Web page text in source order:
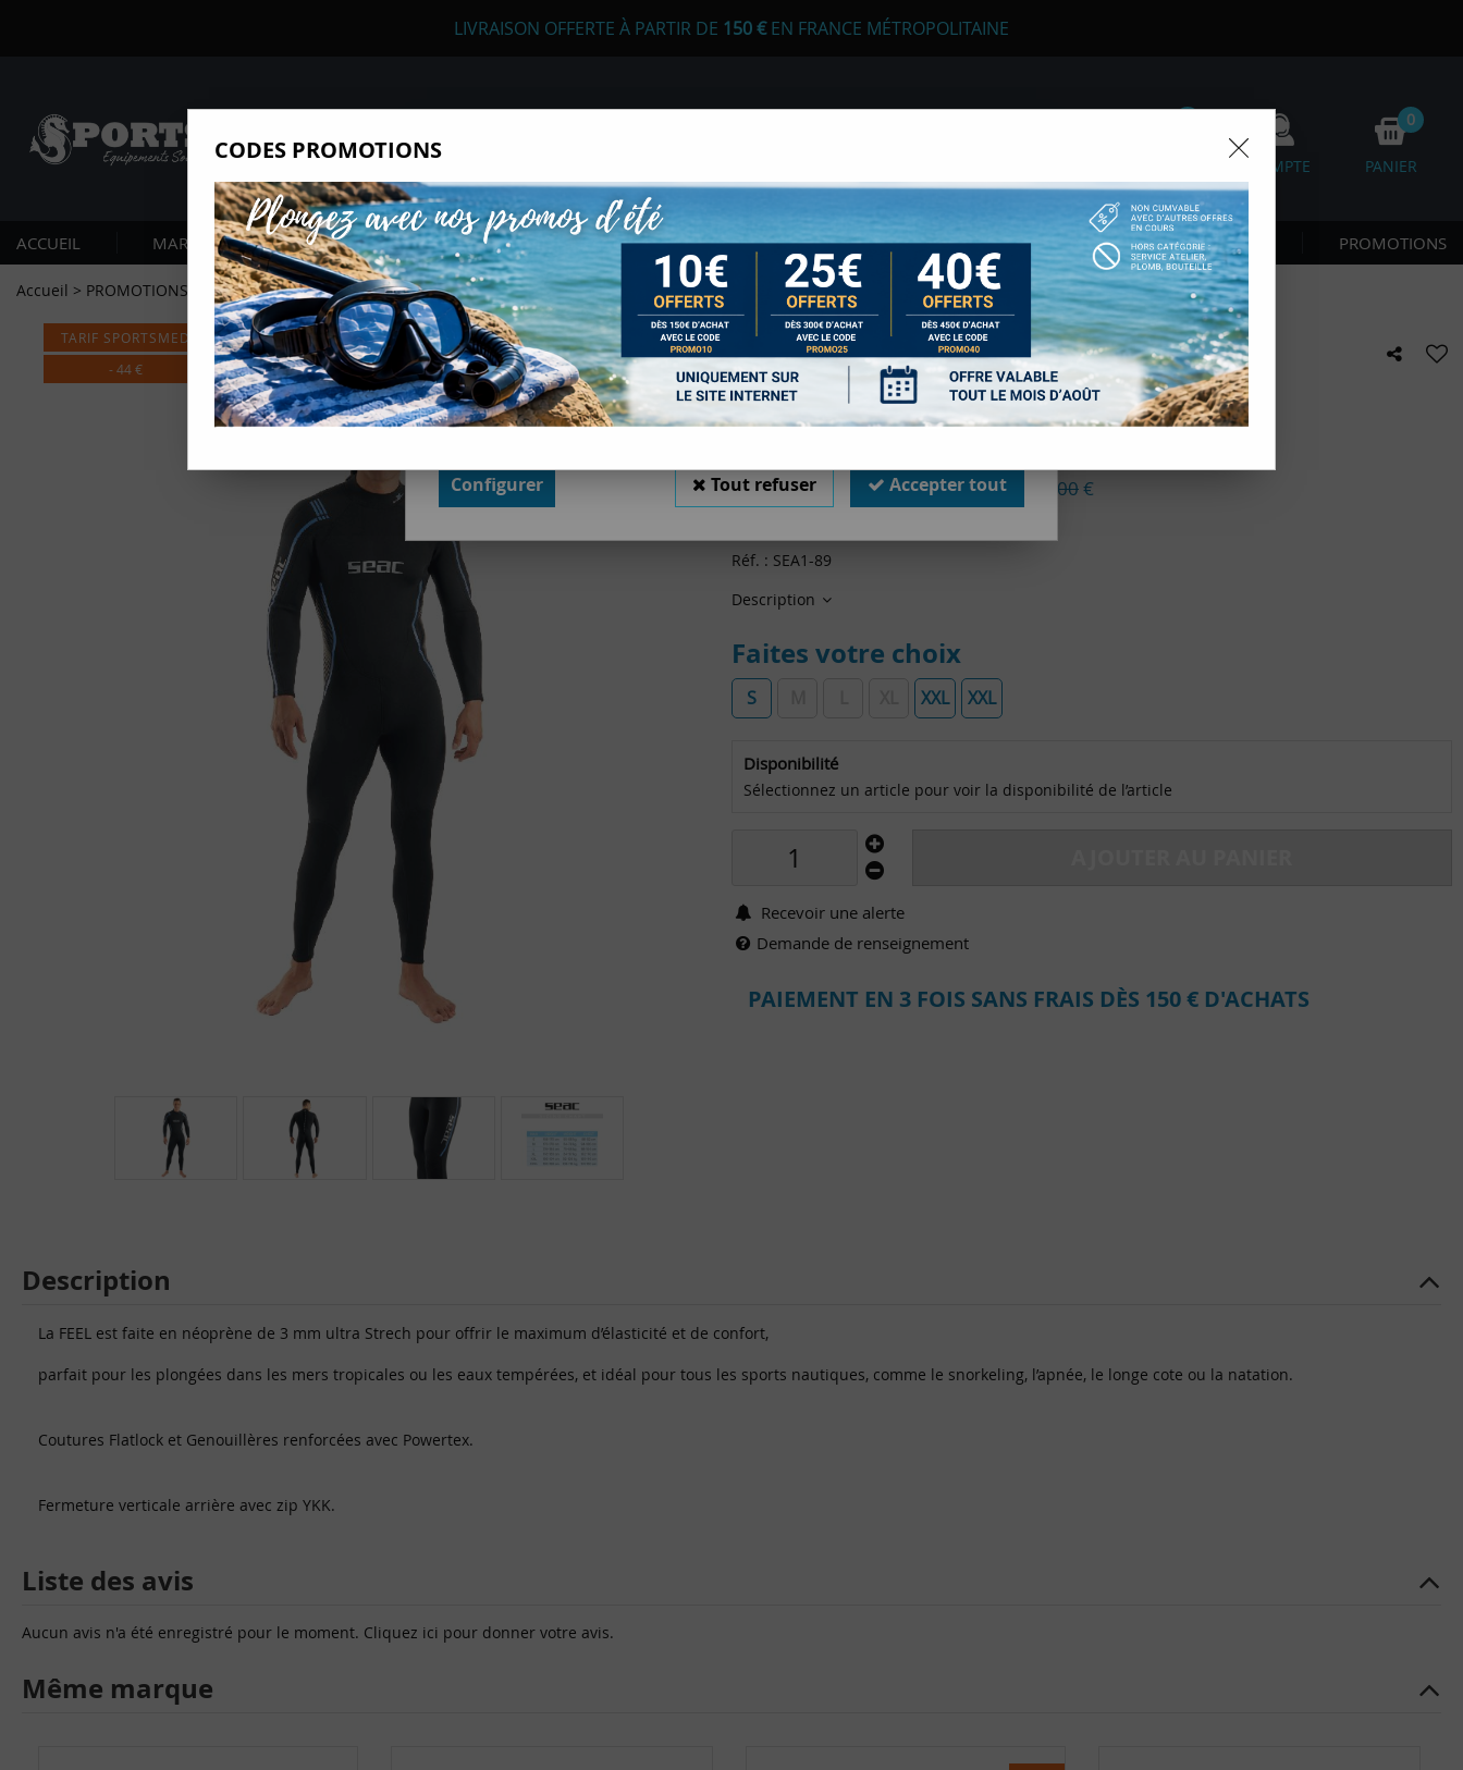
LIVRAISON OFFERTE À PARTIR DE 150 €EN FRANCE MÉTROPOLITAINE
COMPTE
0
PANIER
ACCUEIL MARQUES PLONGÉE SOUS-MARINE APNÉE CHASSE SOUS-MARINE LONGE CÔTE & NAGE NOUVEAUTÉS PROMOTIONS
Accueil > PROMOTIONS MONOPIECE SEAC FEEL 3mm HOMME
TARIF SPORTSMED
-44 €
MONOPIECE SEAC FEEL 3MM HOMME
145,00€TTCau lieu de 189,00€
Réf. : SEA1-89
Description
Faites votre choix
S XXL XXL
Disponibilité
Sélectionnez un article pour voir la disponibilité de l’article
Recevoir une alerte
Demande de renseignement
PAIEMENT EN 3 FOIS SANS FRAIS DÈS 150 € D'ACHATS
Description
La FEEL est faite en néoprène de 3 mm ultra Strech pour offrir le maximum d’élasticité et de confort,
parfait pour les plongées dans les mers tropicales ou les eaux tempérées, et idéal pour tous les sports nautiques, comme le snorkeling, l’apnée, le longe cote ou la natation.
Coutures Flatlock et Genouillères renforcées avec Powertex.
Fermeture verticale arrière avec zip YKK.
Liste des avis
Aucun avis n'a été enregistré pour le moment. Cliquez ici pour donner votre avis.
Même marque
Nous autorisez-vous à utiliser vos cookies ?
Ils nous seront utiles pour :
Améliorer l'interface et les fonctionnalités du site
Mesurer les campagnes marketing et proposer des mises à jour sur nos
produits
Gérer l'authentification et surveiller les erreurs techniques
Certains cookies sont nécessaires à des fins techniques, ils sont donc dispensés de consentement. D'autres,
non obligatoires, peuvent être utilisés pour la personnalisation des annonces et du contenu, la mesure des
annonces et du contenu, la connaissance de l'audience et le développement de produits, les données de
géolocalisation précises et l'identification par le balayage de l'appareil, le stockage et/ou l'accès aux
informations sur un appareil. Si vous donnez votre consentement, celui-ci sera valable sur l’ensemble des sous-
domaines de Sports Med. Vous disposez de la possibilité de retirer votre consentement à tout moment en
cliquant sur le widget en bas à droite de la page. Pour en savoir plus, consulter notre politique de cookie.
Configurer Tout refuser Accepter tout
CODES PROMOTIONS